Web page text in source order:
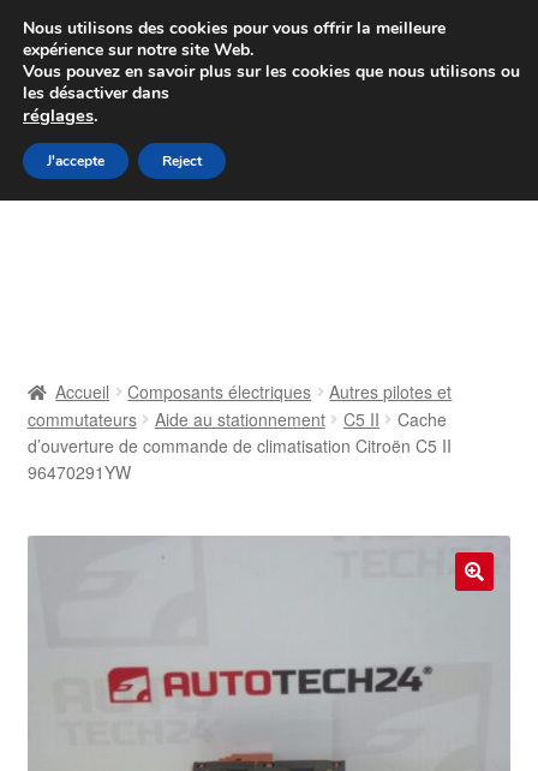
Colissimo livraison à partir de 7 EUR
Du lundi au vendredi de 9 h à 16 h
Aller
à
Aller
au
Contact
Livraison internationale
Paiements
Accueil Composants électriques
Autres pilotes et
commutateurs
Aide au stationnement C5 II
Cache
d’ouverture de commande de climatisation Citroën C5 II
96470291YW
Nous utilisons des cookies pour vous offrir la meilleure
expérience sur notre site Web.
Vous pouvez en savoir plus sur les cookies que nous utilisons ou
les désactiver dans
réglages.
J'accepte Reject